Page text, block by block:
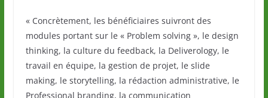
« Concrètement, les bénéficiaires suivront des
modules portant sur le « Problem solving », le design
thinking, la culture du feedback, la Deliverology, le
travail en équipe, la gestion de projet, le slide
making, le storytelling, la rédaction administrative, le
Professional branding, la communication